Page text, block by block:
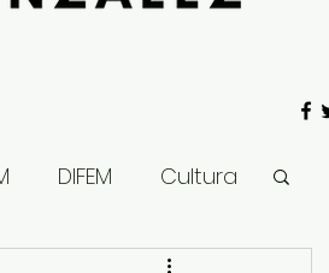
DIFEM Cultura